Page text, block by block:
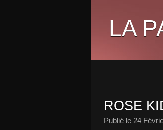
LA
ROSE
Publié le 24